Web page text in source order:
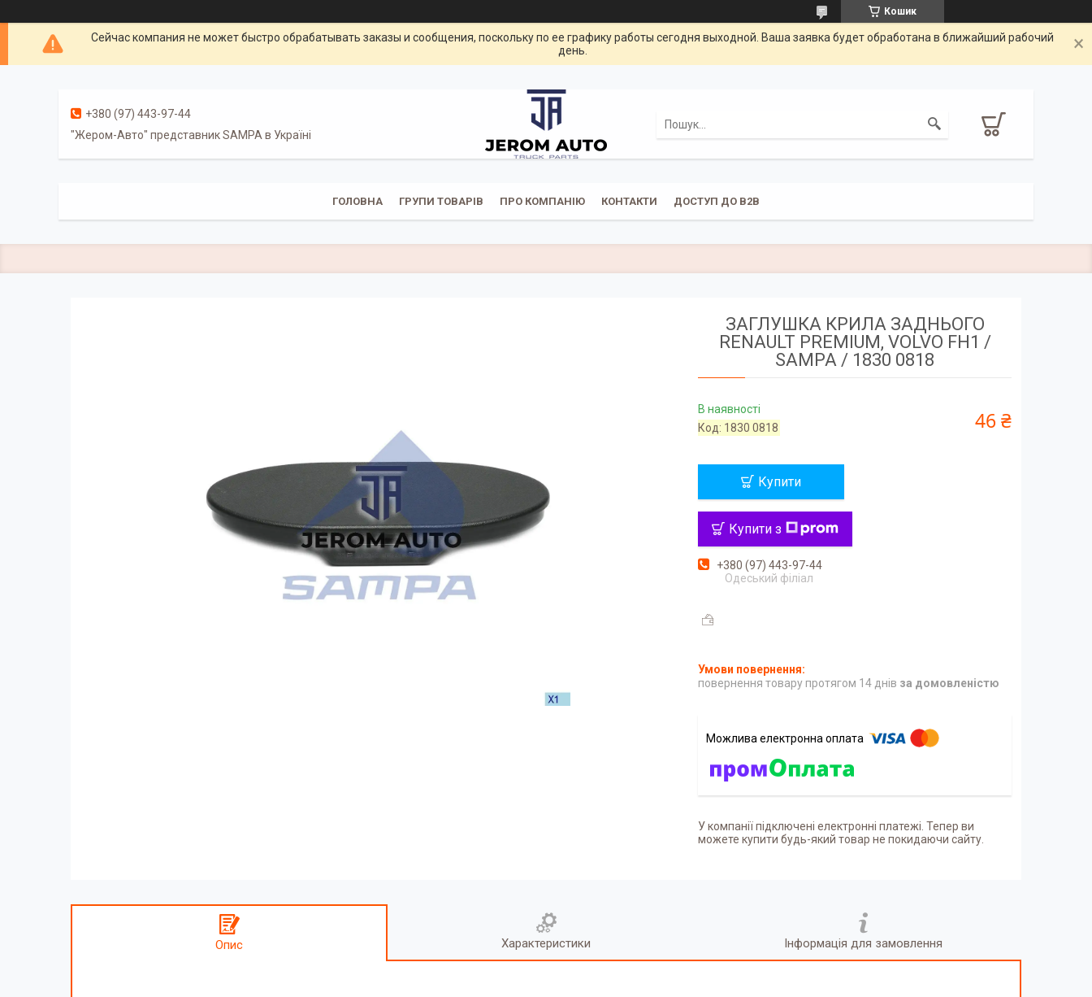
Кошик
Сейчас компания не может быстро обрабатывать заказы и сообщения, поскольку по ее графику работы сегодня выходной. Ваша заявка будет обработана в ближайший рабочий
день.
+380 (97) 443-97-44
"Жером-Авто" представник SAMPA в Україні
ГОЛОВНА ГРУПИ ТОВАРІВ ПРО КОМПАНІЮ КОНТАКТИ ДОСТУП ДО B2B
ЗАГЛУШКА КРИЛА ЗАДНЬОГО
RENAULT PREMIUM, VOLVO FH1 /
SAMPA / 1830 0818
В наявності
Код: 1830 0818 46 ₴
Купити
Купити з
+380 (97) 443-97-44
Одеський філіал
повернення товару протягом 14 днів за домовленістю
У компанії підключені електронні платежі. Тепер ви
можете купити будь-який товар не покидаючи сайту.
Опис Характеристики Інформація для замовлення